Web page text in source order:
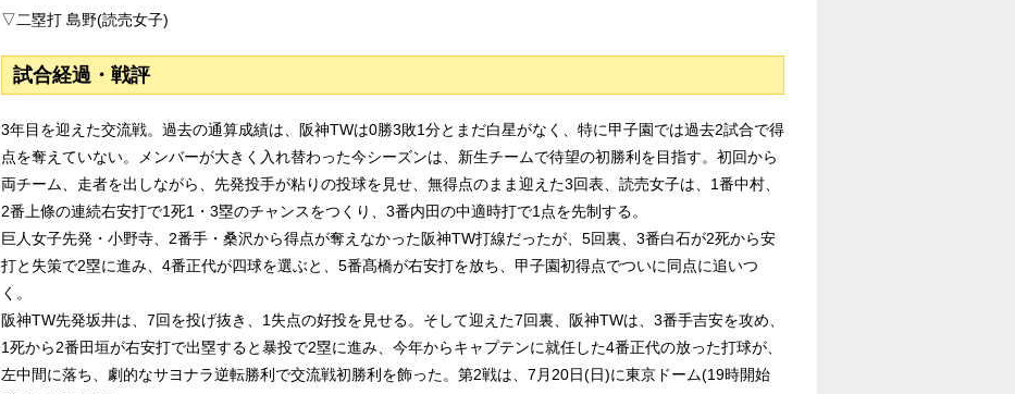
▽二塁打 島野(読売女子)
試合経過・戦評
3年目を迎えた交流戦。過去の通算成績は、阪神TWは0勝3敗1分とまだ白星がなく、特に甲子園では過去2試合で得
点を奪えていない。メンバーが大きく入れ替わった今シーズンは、新生チームで待望の初勝利を目指す。初回から
両チーム、走者を出しながら、先発投手が粘りの投球を見せ、無得点のまま迎えた3回表、読売女子は、1番中村、
2番上條の連続右安打で1死1・3塁のチャンスをつくり、3番内田の中適時打で1点を先制する。
巨人女子先発・小野寺、2番手・桑沢から得点が奪えなかった阪神TW打線だったが、5回裏、3番白石が2死から安
打と失策で2塁に進み、4番正代が四球を選ぶと、5番髙橋が右安打を放ち、甲子園初得点でついに同点に追いつ
く。
阪神TW先発坂井は、7回を投げ抜き、1失点の好投を見せる。そして迎えた7回裏、阪神TWは、3番手吉安を攻め、
1死から2番田垣が右安打で出塁すると暴投で2塁に進み、今年からキャプテンに就任した4番正代の放った打球が、
左中間に落ち、劇的なサヨナラ逆転勝利で交流戦初勝利を飾った。第2戦は、7月20日(日)に東京ドーム(19時開始